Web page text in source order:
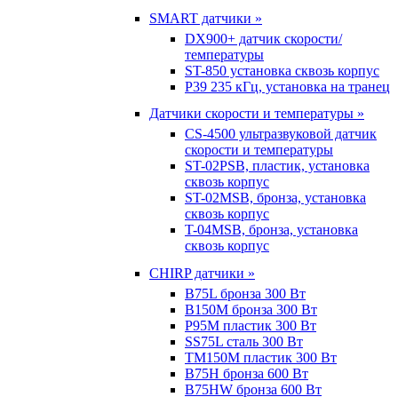
SMART датчики »
DX900+ датчик скорости/
температуры
ST-850 установка сквозь корпус
P39 235 кГц, установка на транец
Датчики скорости и температуры »
CS-4500 ультразвуковой датчик
скорости и температуры
ST-02PSB, пластик, установка
сквозь корпус
ST-02MSB, бронза, установка
сквозь корпус
T-04MSB, бронза, установка
сквозь корпус
CHIRP датчики »
B75L бронза 300 Вт
B150M бронза 300 Вт
P95M пластик 300 Вт
SS75L сталь 300 Вт
TM150M пластик 300 Вт
B75H бронза 600 Вт
B75HW бронза 600 Вт